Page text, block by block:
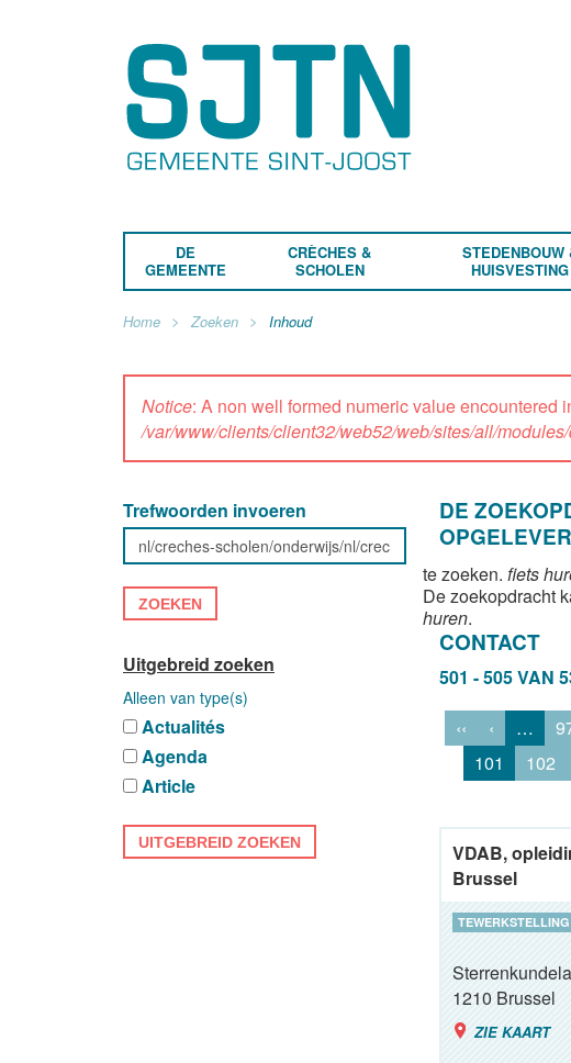
DE
GEMEENTE
CRÈCHES &
SCHOLEN
STEDENBOUW
HUISVESTING
Home Zoeken Inhoud
Notice: A non well formed numeric value encountered
/var/www/clients/client32/web52/web/sites/all/
Trefwoorden invoeren
ZOEKEN
Uitgebreid zoeken
Alleen van type(s)
Actualités
Agenda
Article
UITGEBREID ZOEKEN
DE
te zoeken. fiets
De zoekopdracht
huren.
CONTACT
501 - 505 VAN
‹‹
‹ …
101
102
VDAB,
Brussel
TEWERKSTELLING
1210Brussel
ZIE KAART